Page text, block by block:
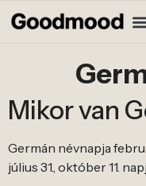
Mikor van
Germán névnapja
július 31., október 11.